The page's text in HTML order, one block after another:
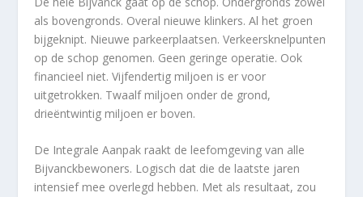
als bovengronds. Overal nieuwe klinkers. Al het groen
bijgeknipt. Nieuwe parkeerplaatsen. Verkeersknelpunten
op de schop genomen. Geen geringe operatie. Ook
financieel niet. Vijfendertig miljoen is er voor
uitgetrokken. Twaalf miljoen onder de grond,
drieëntwintig miljoen er boven.
De Integrale Aanpak raakt de leefomgeving van alle
Bijvanckbewoners. Logisch dat die de laatste jaren
intensief mee overlegd hebben. Met als resultaat, zou